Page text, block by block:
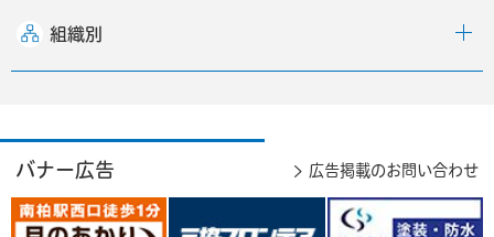
組織別
バナー広告 広告掲載のお問い合わせ